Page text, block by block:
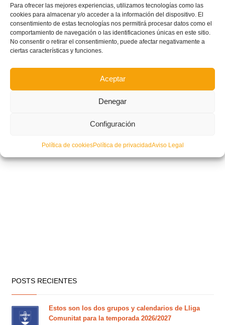
Para ofrecer las mejores experiencias, utilizamos tecnologías como las
cookies para almacenar y/o acceder a la información del dispositivo. El
consentimiento de estas tecnologías nos permitirá procesar datos como el
comportamiento de navegación o las identificaciones únicas en este sitio.
No consentir o retirar el consentimiento, puede afectar negativamente a
ciertas características y funciones.
Aceptar
Denegar
Configuración
Política de cookiesPolítica de privacidadAviso Legal
POSTS RECIENTES
Estos son los dos grupos y calendarios de Lliga
Comunitat para la temporada 2026/2027